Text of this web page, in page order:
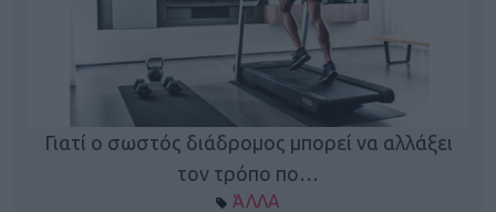
Γιατί ο σωστός διάδρομος μπορεί να αλλάξει
τον τρόπο πο…
ΆΛΛΑ